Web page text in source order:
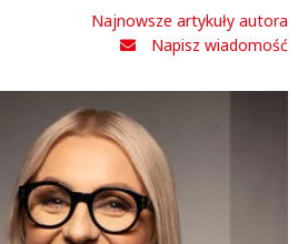
Najnowsze artykuły autora
Napisz wiadomość